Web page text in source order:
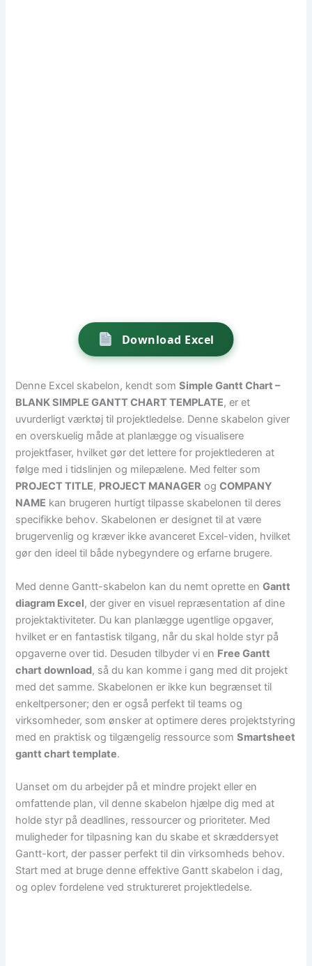
Download Excel
Denne Excel skabelon, kendt somSimple Gantt Chart –
BLANK SIMPLE GANTT CHART TEMPLATE, er et
uvurderligt værktøj til projektledelse. Denne skabelon giver
en overskuelig måde at planlægge og visualisere
projektfaser, hvilket gør det lettere for projektlederen at
følge med i tidslinjen og milepælene. Med felter som
PROJECT TITLE, PROJECT MANAGER ogCOMPANY
NAME kan brugeren hurtigt tilpasse skabelonen til deres
specifikke behov. Skabelonen er designet til at være
brugervenlig og kræver ikke avanceret Excel-viden, hvilket
gør den ideel til både nybegyndere og erfarne brugere.
Med denne Gantt-skabelon kan du nemt oprette enGantt
diagram Excel, der giver en visuel repræsentation af dine
projektaktiviteter. Du kan planlægge ugentlige opgaver,
hvilket er en fantastisk tilgang, når du skal holde styr på
opgaverne over tid. Desuden tilbyder vi en Free Gantt
chart download, så du kan komme i gang med dit projekt
med det samme. Skabelonen er ikke kun begrænset til
enkeltpersoner; den er også perfekt til teams og
virksomheder, som ønsker at optimere deres projektstyring
med en praktisk og tilgængelig ressource somSmartsheet
gantt chart template.
Uanset om du arbejder på et mindre projekt eller en
omfattende plan, vil denne skabelon hjælpe dig med at
holde styr på deadlines, ressourcer og prioriteter. Med
muligheder for tilpasning kan du skabe et skræddersyet
Gantt-kort, der passer perfekt til din virksomheds behov.
Start med at bruge denne effektive Gantt skabelon i dag,
og oplev fordelene ved struktureret projektledelse.